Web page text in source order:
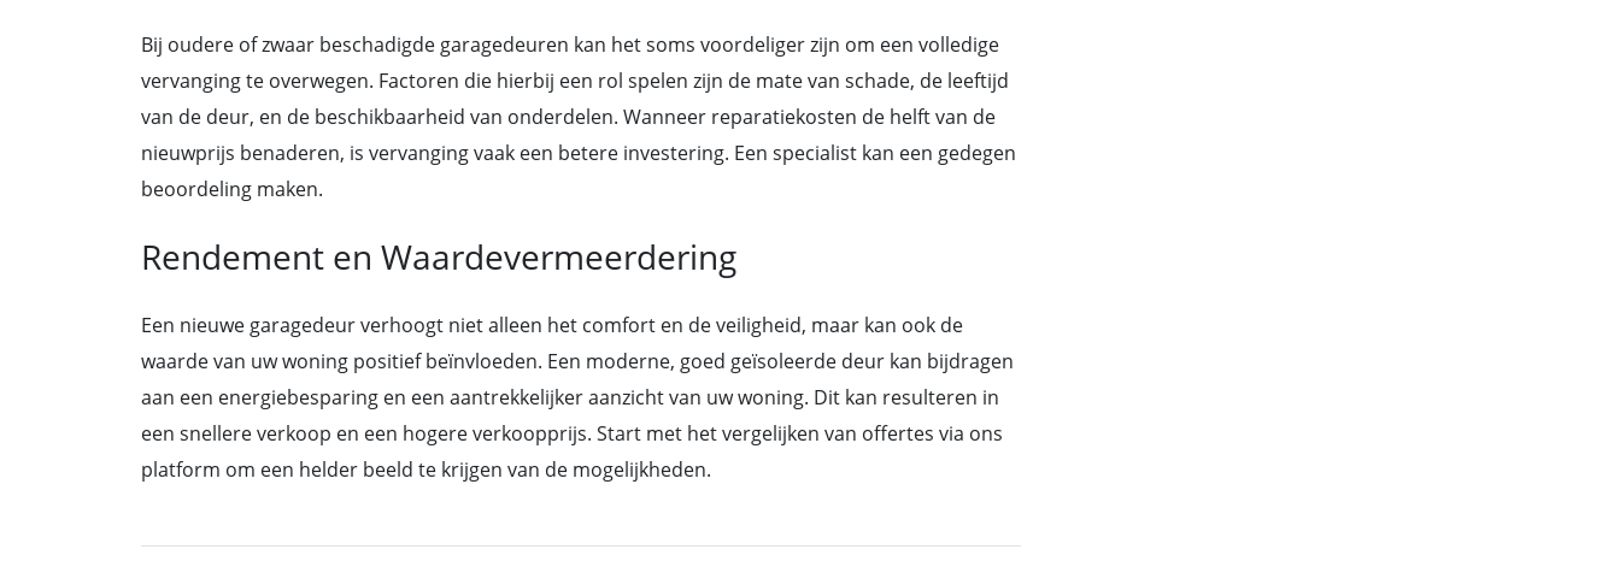
Bij oudere of zwaar beschadigde garagedeuren kan het soms voordeliger zijn om een volledige
vervanging te overwegen. Factoren die hierbij een rol spelen zijn de mate van schade, de leeftijd
van de deur, en de beschikbaarheid van onderdelen. Wanneer reparatiekosten de helft van de
nieuwprijs benaderen, is vervanging vaak een betere investering. Een specialist kan een gedegen
beoordeling maken.
Rendement en Waardevermeerdering
Een nieuwe garagedeur verhoogt niet alleen het comfort en de veiligheid, maar kan ook de
waarde van uw woning positief beïnvloeden. Een moderne, goed geïsoleerde deur kan bijdragen
aan een energiebesparing en een aantrekkelijker aanzicht van uw woning. Dit kan resulteren in
een snellere verkoop en een hogere verkoopprijs. Start met het vergelijken van offertes via ons
platform om een helder beeld te krijgen van de mogelijkheden.